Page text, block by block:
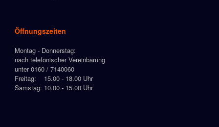
Öffnungszeiten
Montag - Donnerstag:
nach telefonischer Vereinbarung
unter 0160 / 7140060
Freitag: 15.00 - 18.00 Uhr
Samstag: 10.00 - 15.00 Uhr